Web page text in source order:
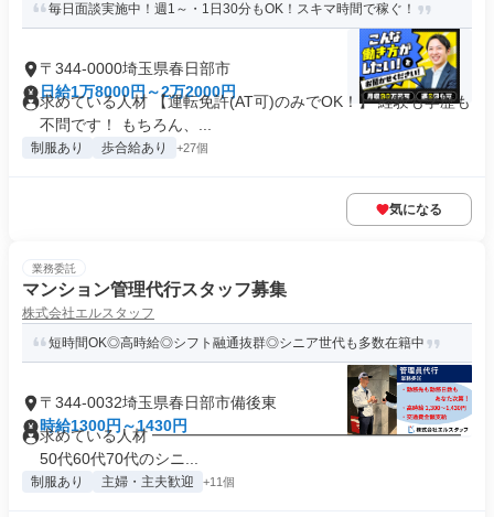
毎日面談実施中！週1～・1日30分もOK！スキマ時間で稼ぐ！
〒344-0000埼玉県春日部市
日給1万8000円～2万2000円
求めている人材 【運転免許(AT可)のみでOK！】 経験も学歴も
不問です！ もちろん、...
制服あり 歩合給あり +27個
気になる
業務委託
マンション管理代行スタッフ募集
株式会社エルスタッフ
短時間OK◎高時給◎シフト融通抜群◎シニア世代も多数在籍中
〒344-0032埼玉県春日部市備後東
時給1300円～1430円
求めている人材 ━━━━━━━━━━━━━━━━━━━━
50代60代70代のシニ...
制服あり 主婦・主夫歓迎 +11個